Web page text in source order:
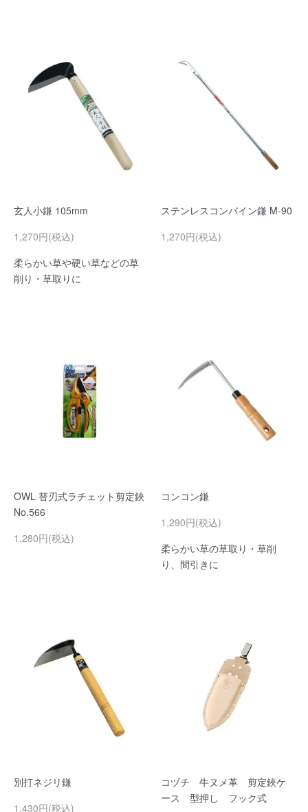
玄人小鎌 105mm
1,270円(税込)
柔らかい草や硬い草などの草
削り・草取りに
ステンレスコンバイン鎌 M-90
1,270円(税込)
OWL 替刃式ラチェット剪定鋏
No.566
1,280円(税込)
コンコン鎌
1,290円(税込)
柔らかい草の草取り・草削
り、間引きに
別打ネジリ鎌
1,430円(税込)
コヅチ 牛ヌメ革 剪定鋏ケ
ース 型押し フック式